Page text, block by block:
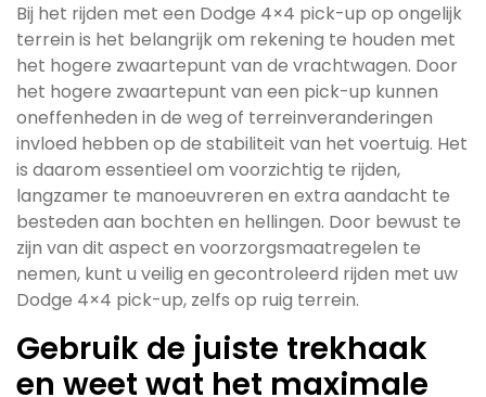
Bij het rijden met een Dodge 4×4 pick-up op ongelijk
terrein is het belangrijk om rekening te houden met
het hogere zwaartepunt van de vrachtwagen. Door
het hogere zwaartepunt van een pick-up kunnen
oneffenheden in de weg of terreinveranderingen
invloed hebben op de stabiliteit van het voertuig. Het
is daarom essentieel om voorzichtig te rijden,
langzamer te manoeuvreren en extra aandacht te
besteden aan bochten en hellingen. Door bewust te
zijn van dit aspect en voorzorgsmaatregelen te
nemen, kunt u veilig en gecontroleerd rijden met uw
Dodge 4×4 pick-up, zelfs op ruig terrein.
Gebruik de juiste trekhaak
en weet wat het maximale